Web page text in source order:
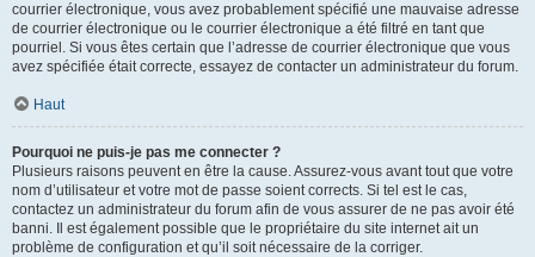
courrier électronique, vous avez probablement spécifié une mauvaise adresse
de courrier électronique ou le courrier électronique a été filtré en tant que
pourriel. Si vous êtes certain que l’adresse de courrier électronique que vous
avez spécifiée était correcte, essayez de contacter un administrateur du forum.
Haut
Pourquoi ne puis-je pas me connecter ?
Plusieurs raisons peuvent en être la cause. Assurez-vous avant tout que votre
nom d’utilisateur et votre mot de passe soient corrects. Si tel est le cas,
contactez un administrateur du forum afin de vous assurer de ne pas avoir été
banni. Il est également possible que le propriétaire du site internet ait un
problème de configuration et qu’il soit nécessaire de la corriger.